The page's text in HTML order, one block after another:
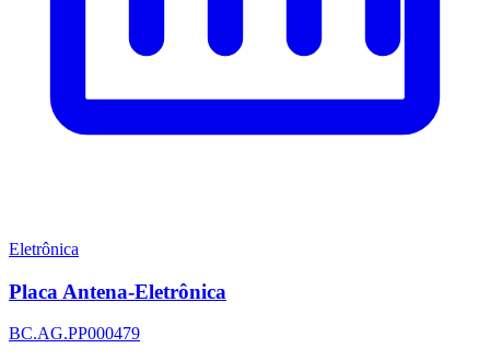
Eletrônica
Placa Antena-Eletrônica
BC.AG.PP000479